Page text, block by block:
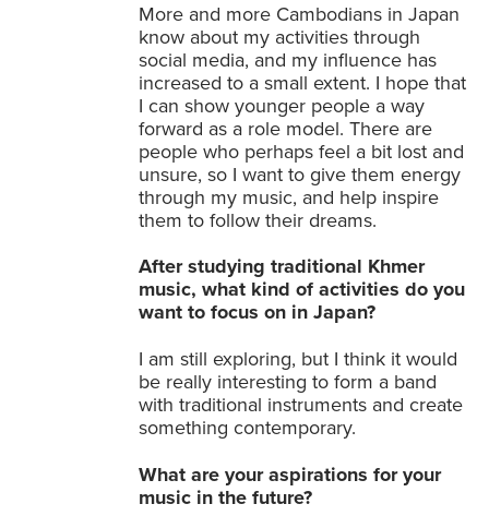
More and more Cambodians in Japan
know about my activities through
social media, and my influence has
increased to a small extent. I hope that
I can show younger people a way
forward as a role model. There are
people who perhaps feel a bit lost and
unsure, so I want to give them energy
through my music, and help inspire
them to follow their dreams.
After studying traditional Khmer
music, what kind of activities do you
want to focus on in Japan?
I am still exploring, but I think it would
be really interesting to form a band
with traditional instruments and create
something contemporary.
What are your aspirations for your
music in the future?